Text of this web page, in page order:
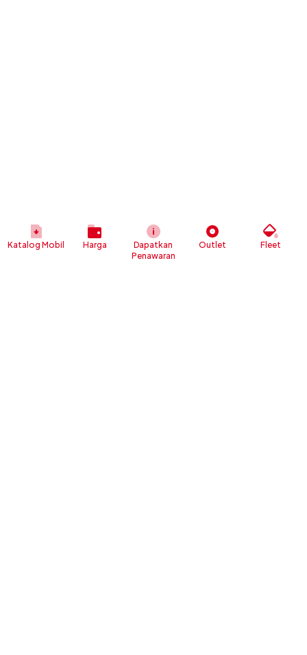
Katalog Mobil Harga
Dapatkan
Penawaran
Outlet Fleet